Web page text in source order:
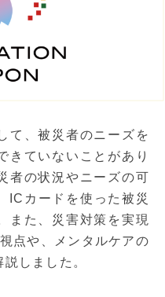
て、被災者のニーズを
きていないことがあり
者の状況やニーズの可
ICカードを使った被災
また、災害対策を実現
点や、メンタルケアの
しました。